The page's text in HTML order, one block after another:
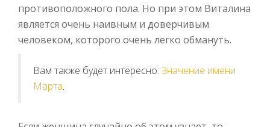
противоположного пола. Но при этом Виталина
является очень наивным и доверчивым
человеком, которого очень легко обмануть.
Вам также будет интересно: Значение имени
Марта.